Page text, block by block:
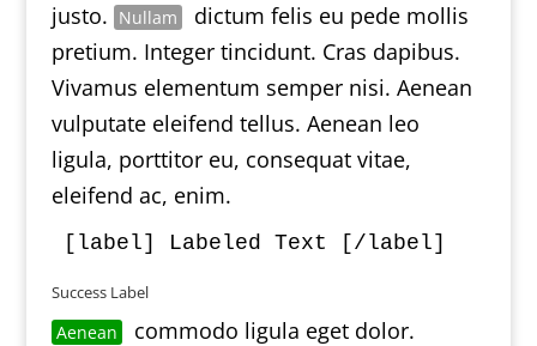
justo. Nullam
dictum felis eu pede mollis
pretium. Integer tincidunt. Cras dapibus.
Vivamus elementum semper nisi. Aenean
vulputate eleifend tellus. Aenean leo
ligula, porttitor eu, consequat vitae,
eleifend ac, enim.
Success Label
Aenean
commodo ligula eget dolor.